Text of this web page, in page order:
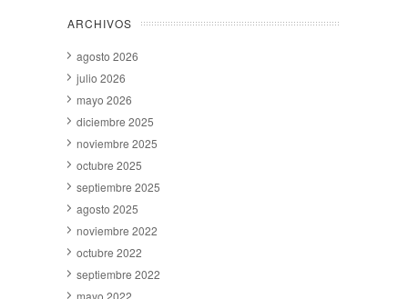
ARCHIVOS
agosto 2026
julio 2026
mayo 2026
diciembre 2025
noviembre 2025
octubre 2025
septiembre 2025
agosto 2025
noviembre 2022
octubre 2022
septiembre 2022